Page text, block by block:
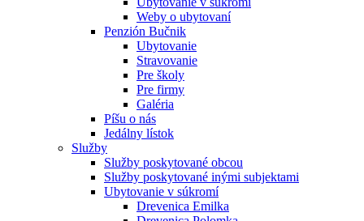
Weby o ubytovaní
Penzión Bučnik
Ubytovanie
Stravovanie
Pre školy
Pre firmy
Galéria
Píšu o nás
Jedálny lístok
Služby
Služby poskytované obcou
Služby poskytované inými subjektami
Ubytovanie v súkromí
Drevenica Emilka